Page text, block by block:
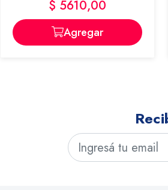
$ 5610,00
Agregar